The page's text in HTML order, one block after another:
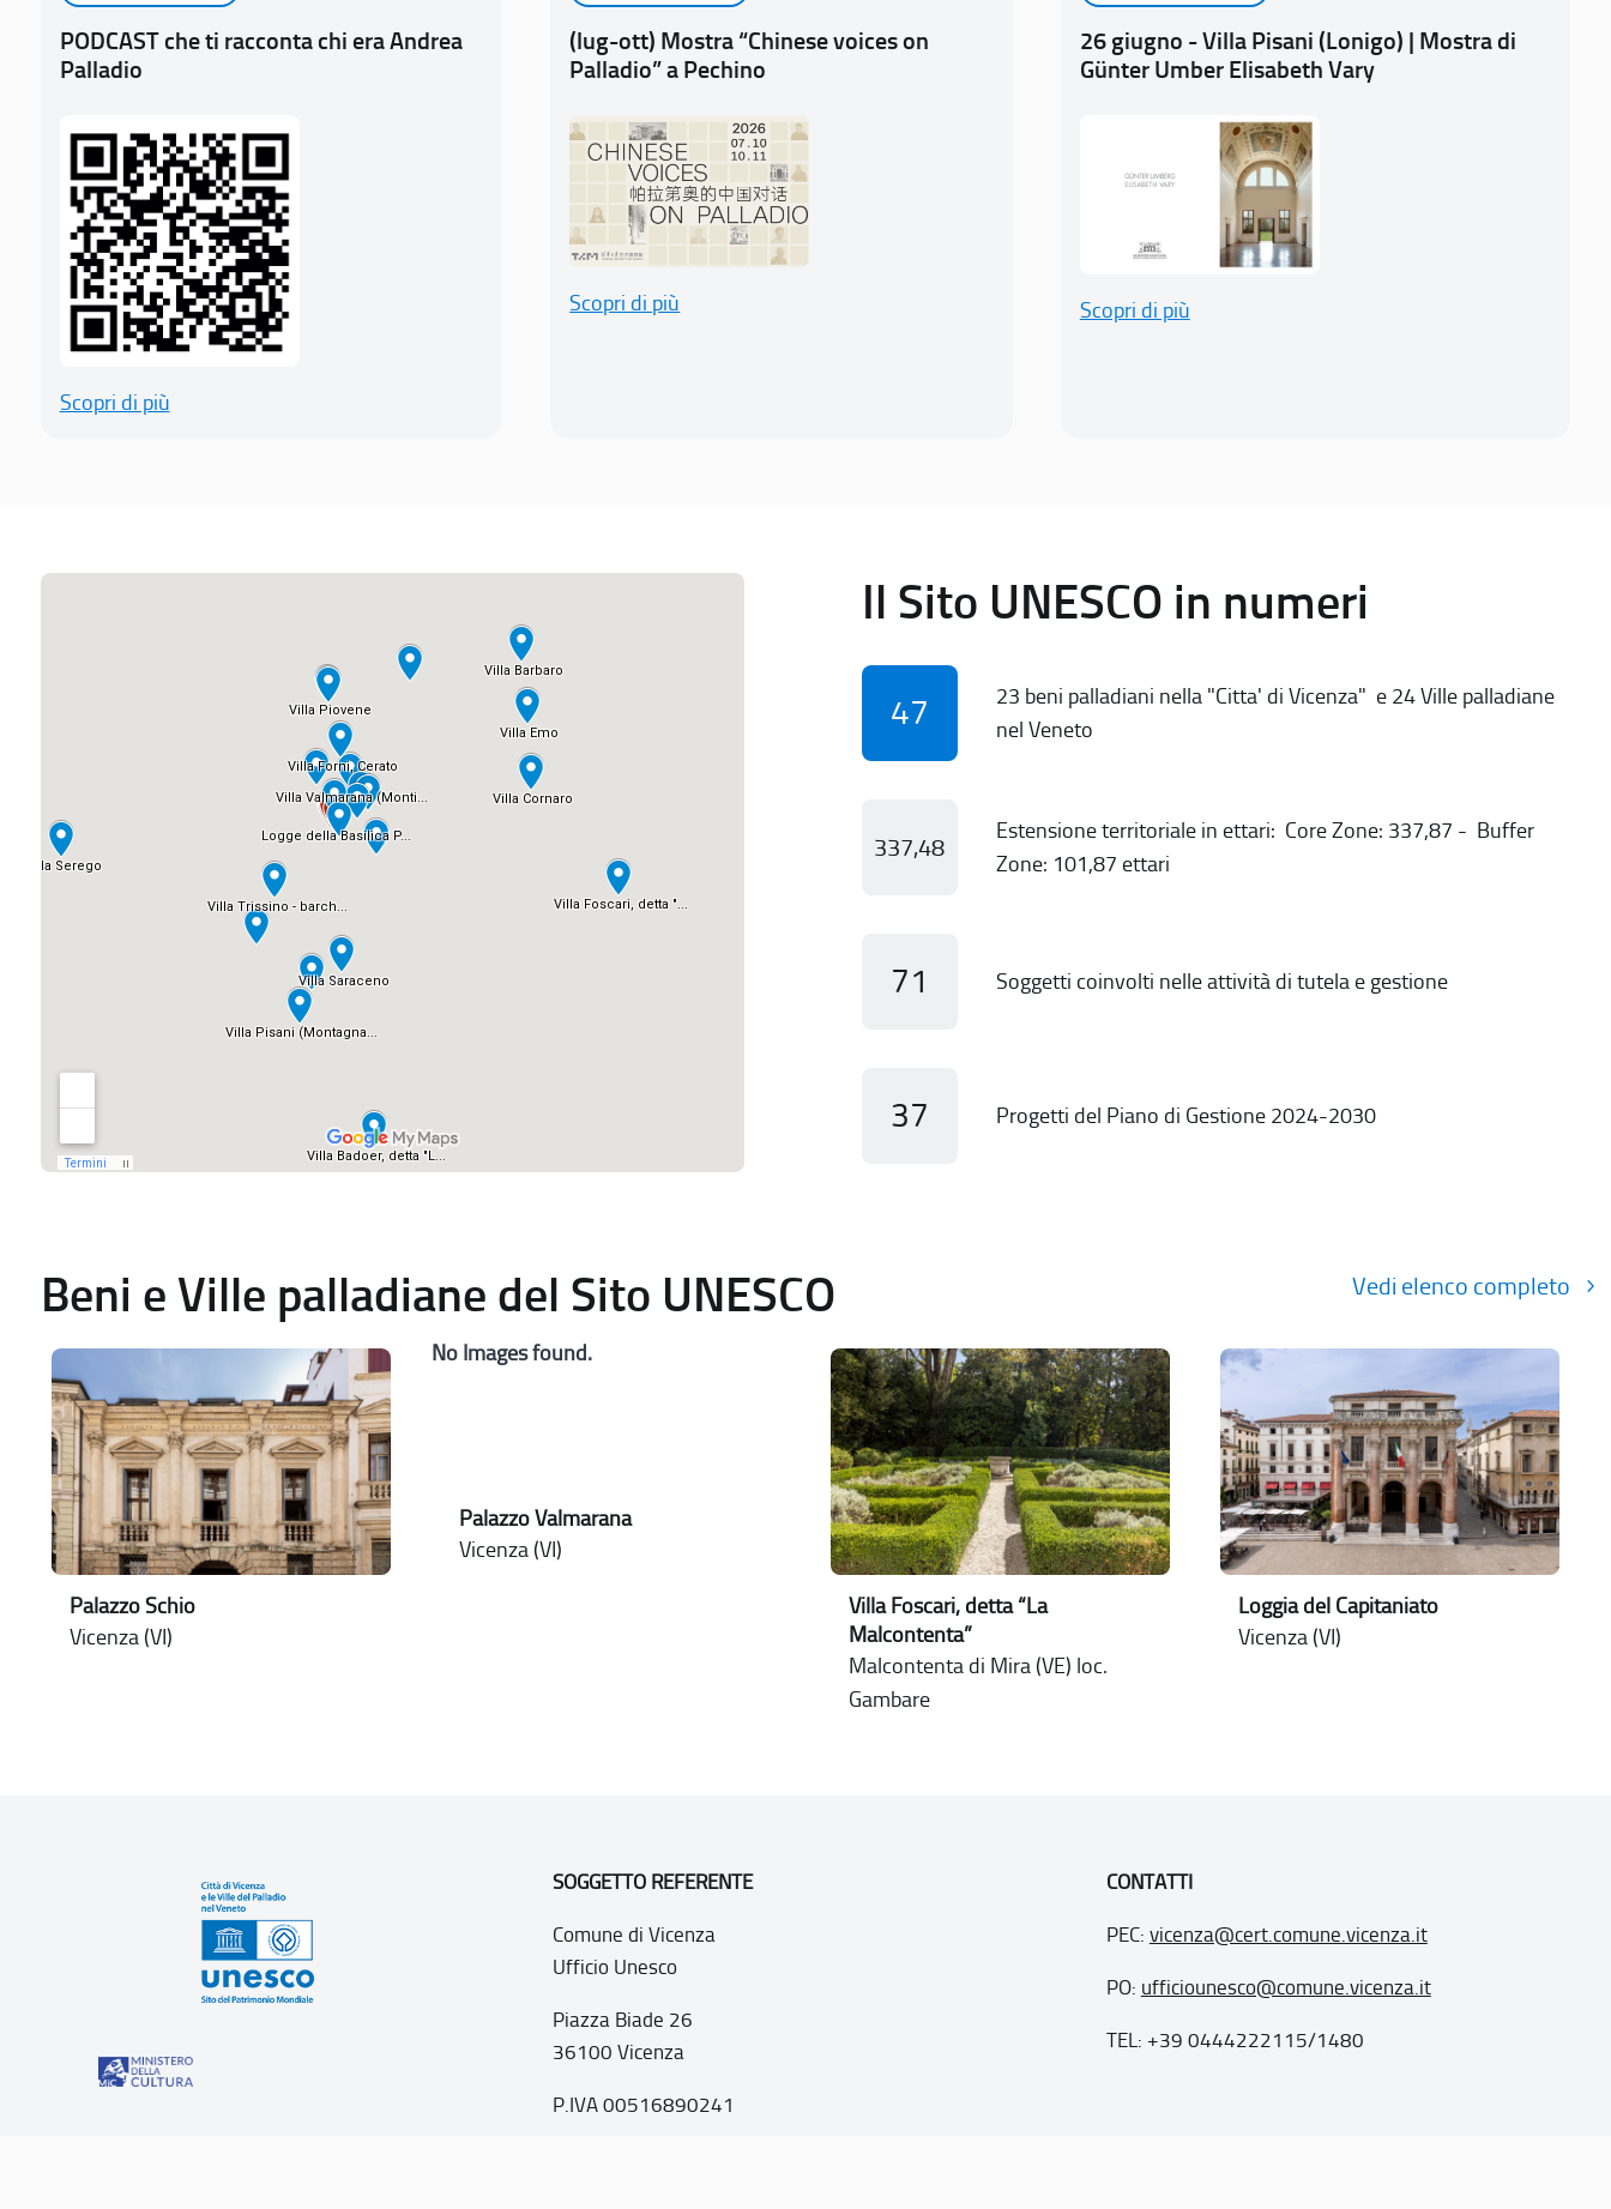
PODCAST che ti racconta chi era Andrea
Palladio
Scopri di più
(lug-ott) Mostra “Chinese voices on
Palladio” a Pechino
Scopri di più
26 giugno - Villa Pisani (Lonigo) | Mostra di
Günter Umber Elisabeth Vary
Scopri di più
Il Sito UNESCO in numeri
47
23 beni palladiani nella "Citta' di Vicenza" e 24 Ville palladiane
nel Veneto
337,48
Estensione territoriale in ettari: Core Zone: 337,87 - Buffer
Zone: 101,87 ettari
71 Soggetti coinvolti nelle attività di tutela e gestione
37 Progetti del Piano di Gestione 2024-2030
Beni e Ville palladiane del Sito UNESCO Vedi elenco completo
Palazzo Schio
Vicenza (VI)
No Images found.
Palazzo Valmarana
Vicenza (VI)
Villa Foscari, detta “La
Malcontenta”
Malcontenta di Mira (VE) loc.
Gambare
Loggia del Capitaniato
Vicenza (VI)
SOGGETTO REFERENTE
Comune di Vicenza
Ufficio Unesco
Piazza Biade 26
36100 Vicenza
P.IVA 00516890241
CONTATTI
PEC: vicenza@cert.comune.vicenza.it
PO: ufficiounesco@comune.vicenza.it
TEL: +39 0444222115/1480